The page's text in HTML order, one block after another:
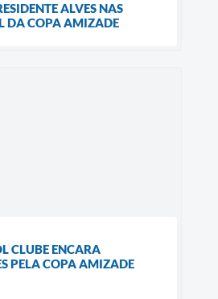
ALVES NAS
DA COPA AMIZADE
CLUBE ENCARA
PELA COPA AMIZADE